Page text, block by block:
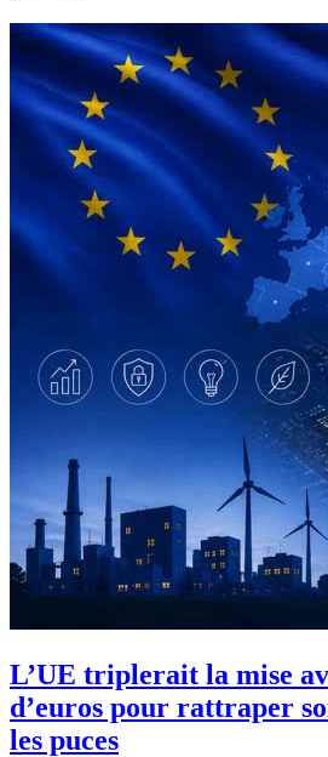
L’UE triplerait la mise
d’euros pour rattraper
les puces